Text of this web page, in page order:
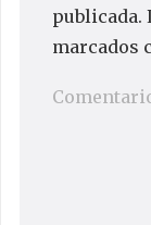
publicada.
marcados